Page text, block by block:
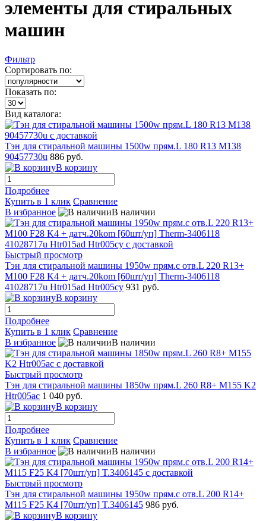
элементы для стиральных
машин
Фильтр
Сортировать по:
Показать по:
Вид каталога:
Тэн для стиральной машины 1500w прям.L 180 R13 M138
90457730u 886 руб.
В корзину
Подробнее
Купить в 1 клик Сравнение
В избранное
В наличии
Быстрый просмотр
Тэн для стиральной машины 1950w прям.с отв.L 220 R13+
M100 F28 K4 + датч.20kom [60шт/уп] Therm-3406118
41028717u Htr015ad Htr005cy 931 руб.
В корзину
Подробнее
Купить в 1 клик Сравнение
В избранное
В наличии
Быстрый просмотр
Тэн для стиральной машины 1850w прям.L 260 R8+ M155 K2
Htr005ac 1 040 руб.
В корзину
Подробнее
Купить в 1 клик Сравнение
В избранное
В наличии
Быстрый просмотр
Тэн для стиральной машины 1950w прям.с отв.L 200 R14+
M115 F25 K4 [70шт/уп] T.3406145 986 руб.
В корзину